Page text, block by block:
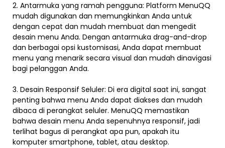
2. Antarmuka yang ramah pengguna: Platform MenuQQ
mudah digunakan dan memungkinkan Anda untuk
dengan cepat dan mudah membuat dan mengedit
desain menu Anda. Dengan antarmuka drag-and-drop
dan berbagai opsi kustomisasi, Anda dapat membuat
menu yang menarik secara visual dan mudah dinavigasi
bagi pelanggan Anda.
3. Desain Responsif Seluler: Di era digital saat ini, sangat
penting bahwa menu Anda dapat diakses dan mudah
dibaca di perangkat seluler. MenuQQ memastikan
bahwa desain menu Anda sepenuhnya responsif, jadi
terlihat bagus di perangkat apa pun, apakah itu
komputer smartphone, tablet, atau desktop.